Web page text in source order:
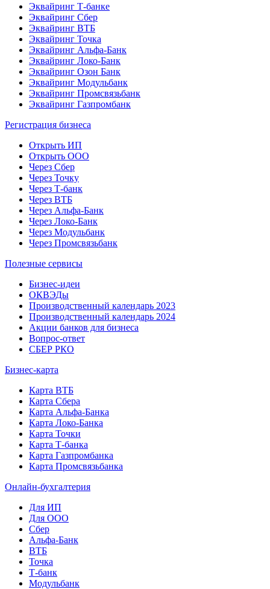
Эквайринг Т-банке
Эквайринг Сбер
Эквайринг ВТБ
Эквайринг Точка
Эквайринг Альфа-Банк
Эквайринг Локо-Банк
Эквайринг Озон Банк
Эквайринг Модульбанк
Эквайринг Промсвязьбанк
Эквайринг Газпромбанк
Регистрация бизнеса
Открыть ИП
Открыть ООО
Через Сбер
Через Точку
Через Т-банк
Через ВТБ
Через Альфа-Банк
Через Локо-Банк
Через Модульбанк
Через Промсвязьбанк
Полезные сервисы
Бизнес-идеи
ОКВЭДы
Производственный календарь 2023
Производственный календарь 2024
Акции банков для бизнеса
Вопрос-ответ
СБЕР РКО
Бизнес-карта
Карта ВТБ
Карта Сбера
Карта Альфа-Банка
Карта Локо-Банка
Карта Точки
Карта Т-банка
Карта Газпромбанка
Карта Промсвязьбанка
Онлайн-бухгалтерия
Для ИП
Для ООО
Сбер
Альфа-Банк
ВТБ
Точка
Т-банк
Модульбанк